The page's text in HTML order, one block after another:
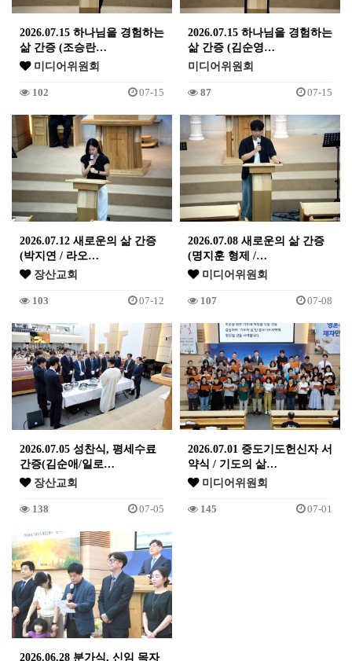
2026.07.15 하나님을 경험하는
삶 간증 (조승란…
미디어위원회
102 07-15
2026.07.15 하나님을 경험하는
삶 간증 (김순영…
미디어위원회
87 07-15
2026.07.12 새로운의 삶 간증
(박지연 / 라오…
장산교회
103 07-12
2026.07.08 새로운의 삶 간증
(명지훈 형제 /…
미디어위원회
107 07-08
2026.07.05 성찬식, 평세수료
간증(김순애/일로…
장산교회
138 07-05
2026.07.01 중도기도헌신자 서
약식 / 기도의 삶…
미디어위원회
145 07-01
2026.06.28 분가식, 신임 목자